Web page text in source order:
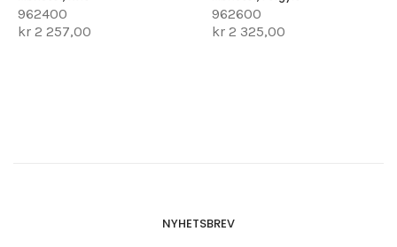
962400
kr 2 257,00
962600
kr 2 325,00
NYHETSBREV